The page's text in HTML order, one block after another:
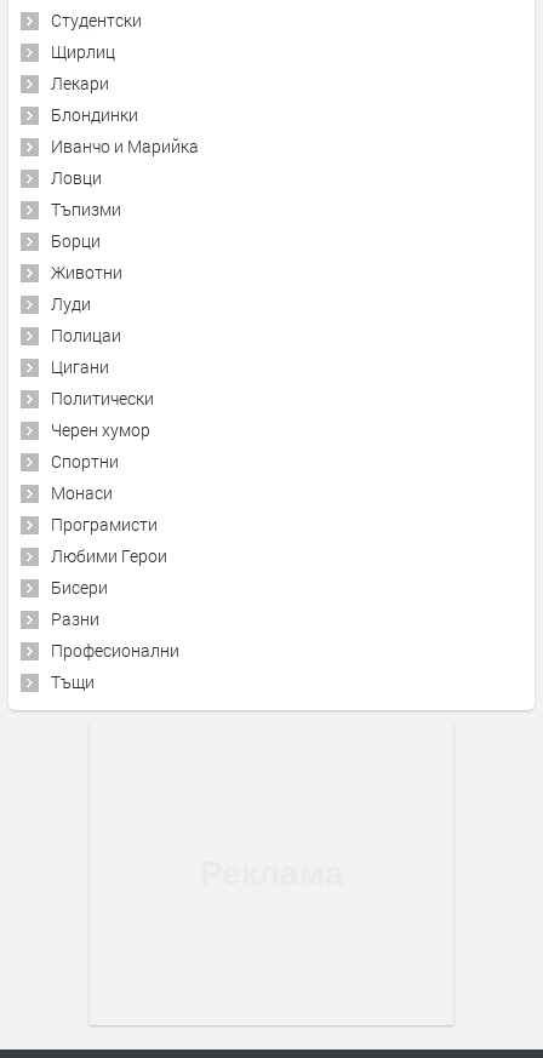
Студентски
Щирлиц
Лекари
Блондинки
Иванчо и Марийка
Ловци
Тъпизми
Борци
Животни
Луди
Полицаи
Цигани
Политически
Черен хумор
Спортни
Монаси
Програмисти
Любими Герои
Бисери
Разни
Професионални
Тъщи